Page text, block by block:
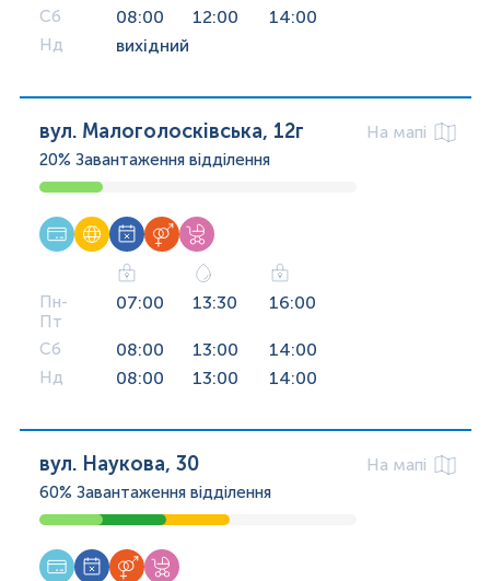
Сб 08:00 12:00 14:00
Нд вихідний
вул. Малоголосківська, 12г
На мапі
20% Завантаження відділення
Пн-
Пт
07:00 13:30 16:00
Сб 08:00 13:00 14:00
Нд 08:00 13:00 14:00
вул. Наукова, 30
На мапі
60% Завантаження відділення